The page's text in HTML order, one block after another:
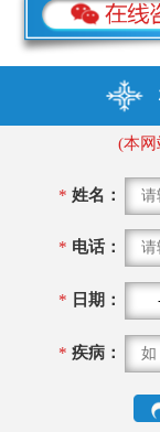
(本网
* 姓名：
* 电话：
* 日期：
* 疾病：